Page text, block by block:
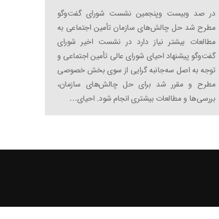
در صد وبیست‌ وپنجمین نشست شورای گفت‌وگو
مطرح شد حل چالش‌های سازمان تأمین اجتماعی به
مطالعات بیشتر نیاز دارد در نشست اخیر شورای
گفت‌وگو پیشنهاد احیای شورای عالی تأمین اجتماعی و
توجه به اصل سه‌جانبه‌ گرایی از سوی بخش خصوصی
مطرح و مقرر شد برای حل چالش‌های سازمان،
بررسی‌ها و مطالعات بیشتری انجام شود. احیای…